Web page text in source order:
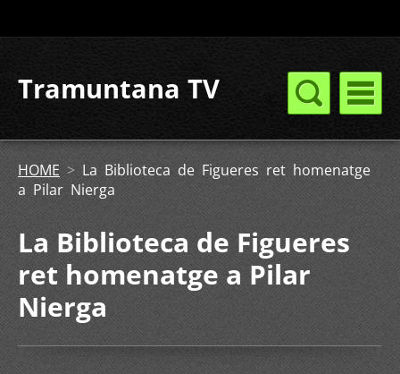
Tramuntana TV
HOME > La Biblioteca de Figueres ret homenatge
a Pilar Nierga
La Biblioteca de Figueres
ret homenatge a Pilar
Nierga